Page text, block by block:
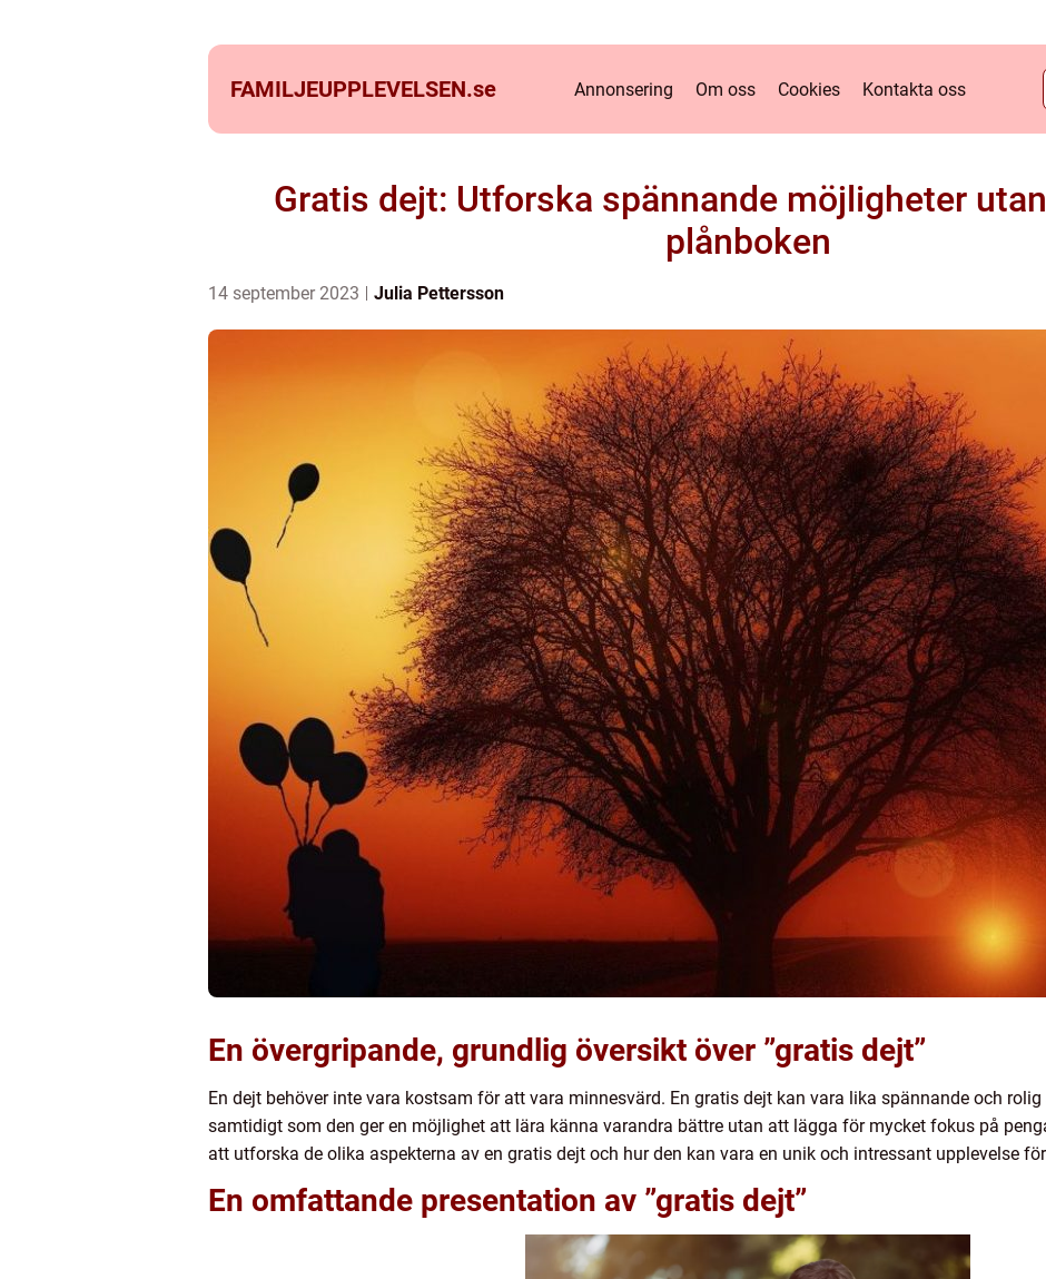
FAMILJEUPPLEVELSEN.se Annonsering Om oss Cookies Kontakta oss
Gratis dejt: Utforska spännande möjligheter
plånboken
14 september 2023 Julia Pettersson
En övergripande, grundlig översikt över ”gratis dejt”
En dejt behöver inte vara kostsam för att vara minnesvärd. En gratis dejt kan vara lika spännande och
samtidigt som den ger en möjlighet att lära känna varandra bättre utan att lägga för mycket fokus på
att utforska de olika aspekterna av en gratis dejt och hur den kan vara en unik och intressant upplevelse
En omfattande presentation av ”gratis dejt”